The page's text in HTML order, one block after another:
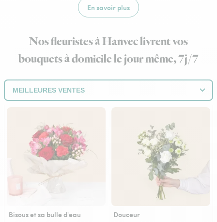
En savoir plus
Nos fleuristes à Hanvec livrent vos
bouquets à domicile le jour même, 7j/7
Bisous et sa bulle d'eau Douceur